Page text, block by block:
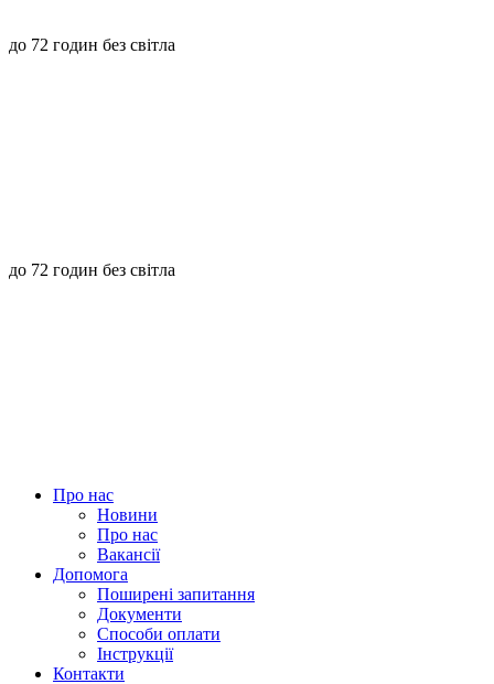
до 72 годин без світла
до 72 годин без світла
Про нас
Новини
Про нас
Вакансії
Допомога
Поширені запитання
Документи
Способи оплати
Інструкції
Контакти